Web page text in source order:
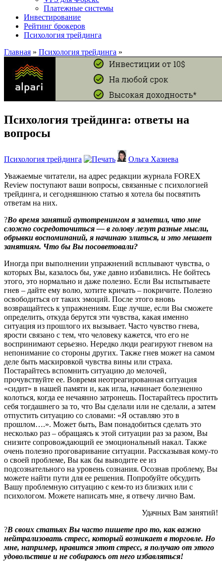
Платежные системы
Инвестирование
Рейтинг брокеров
Психология трейдинга
Главная » Психология трейдинга »
Психология трейдинга: ответы на
вопросы
Психология трейдинга
Ольга Хазиева
Уважаемые читатели, на адрес редакции журнала FOREX
Review поступают ваши вопросы, связанные с психологией
трейдинга, и сегодняшнюю статью я хотела бы посвятить
ответам на них.
?Во время занятий аутотренингом я заметил, что мне
сложно сосредоточиться — в голову лезут разные мысли,
обрывки воспоминаний, я начинаю злиться, и это мешает
занятиям. Что бы Вы посоветовали?
Иногда при выполнении упражнений всплывают чувства, о
которых Вы, казалось бы, уже давно избавились. Не бойтесь
этого, это нормально и даже полезно. Если Вы испытываете
гнев – дайте ему волю, хотите кричать – покричите. Полезно
освободиться от таких эмоций. После этого вновь
возвращайтесь к упражнениям. Еще лучше, если Вы сможете
определить, откуда берутся эти чувства, какая именно
ситуация из прошлого их вызывает. Часто чувство гнева,
ярости связано с тем, что человеку кажется, что его не
воспринимают серьезно. Нередко люди реагируют гневом на
непонимание со стороны других. Также гнев может на самом
деле быть маскировкой чувства вины или страха.
Постарайтесь вспомнить ситуацию до мелочей,
прочувствуйте ее. Вовремя неотреагированная ситуация
«сидит» в нашей памяти и, как игла, начинает болезненно
колоться, когда ее нечаянно затронешь. Постарайтесь простить
себя тогдашнего за то, что Вы сделали или не сделали, а затем
отпустить ситуацию со словами: «Я оставляю это в
прошлом….». Может быть, Вам понадобиться сделать это
несколько раз – обращаясь к этой ситуации раз за разом, Вы
снизите сопровождающий ее эмоциональный накал. Также
очень полезно проговаривание ситуации. Рассказывая кому-то
о своей проблеме, Вы как бы выводите ее из
подсознательного на уровень сознания. Осознав проблему, Вы
можете найти пути для ее решения. Попробуйте обсудить
Вашу проблемную ситуацию с кем-то из близких или с
психологом. Можете написать мне, я отвечу лично Вам.
Удачных Вам занятий!
?В своих статьях Вы часто пишете про то, как важно
нейтрализовать стресс, который возникает в торговле. Но
мне, например, нравится этот стресс, я получаю от этого
удовольствие и не собираюсь от него избавляться!